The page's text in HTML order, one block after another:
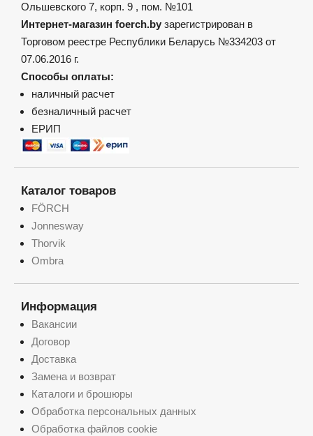
Ольшевского 7, корп. 9 , пом. №101
Интернет-магазин foerch.by зарегистрирован в
Торговом реестре Республики Беларусь №334203 от
07.06.2016 г.
Способы оплаты:
наличный расчет
безналичный расчет
ЕРИП
Каталог товаров
FÖRCH
Jonnesway
Thorvik
Ombra
Информация
Вакансии
Договор
Доставка
Замена и возврат
Каталоги и брошюры
Обработка персональных данных
Обработка файлов cookie